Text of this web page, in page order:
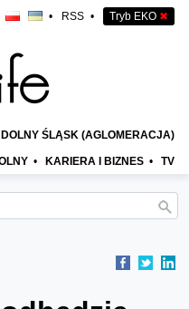
• RSS • Tryb EKO ✖
DOLNY ŚLĄSK (AGLOMERACJA)
• KARIERA I BIZNES • TV